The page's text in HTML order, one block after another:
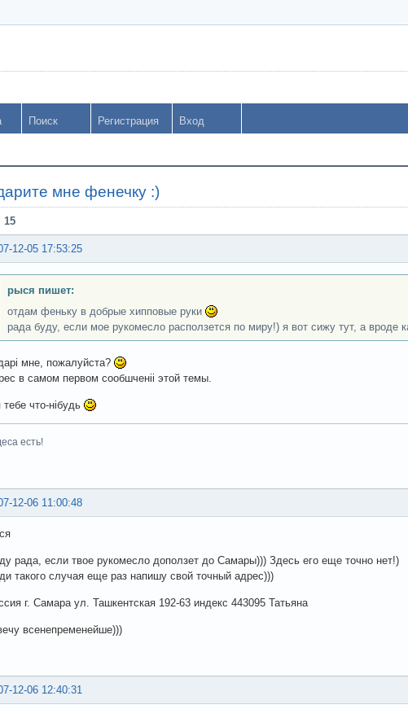
Поиск Регистрация Вход
мне фенечку :)
15
12-05 17:53:25
рыся пишет:
отдам феньку в добрые хипповые руки
рада буду, если мое рукомесло расползется по миру!) я вот сижу тут, а вроде
мне, пожалуйста?
в самом первом сообшченіі этой темы.
тебе что-нібудь
есть!
12-06 11:00:48
рада, если твое рукомесло доползет до Самары))) Здесь его еще точно нет!)
такого случая еще раз напишу свой точный адрес)))
г. Самара ул. Ташкентская 192-63 индекс 443095 Татьяна
всенепременейше)))
12-06 12:40:31